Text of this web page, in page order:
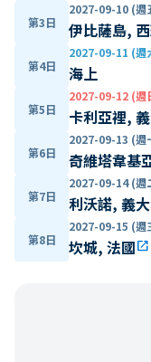
第3日
2027-09-10 (週
伊比薩島,
第4日
2027-09-11 (週
海上
第5日
2027-09-12 (週
卡利亞裡,
第6日
2027-09-13 (週
奇維塔韋基
第7日
2027-09-14 (週
利沃諾, 義
第8日
2027-09-15 (週
坎城, 法國open_in_new